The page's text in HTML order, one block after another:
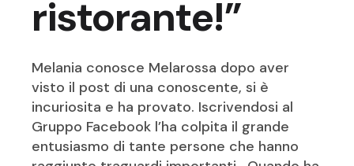
ristorante!”
Melania conosce Melarossa dopo aver
visto il post di una conoscente, si è
incuriosita e ha provato. Iscrivendosi al
Gruppo Facebook l’ha colpita il grande
entusiasmo di tante persone che hanno